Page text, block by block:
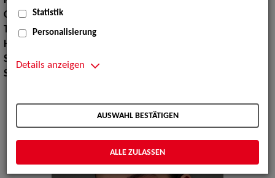
Oberweite:86
Taille:
75
Hüfte:
Schuhgröße:
39 40
Specials:
Statistik
Personalisierung
Details anzeigen
AUSWAHL BESTÄTIGEN
ALLE ZULASSEN